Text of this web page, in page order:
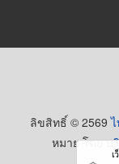
ลิขสิทธิ์ © 2569
หมาย โดยบ
เ